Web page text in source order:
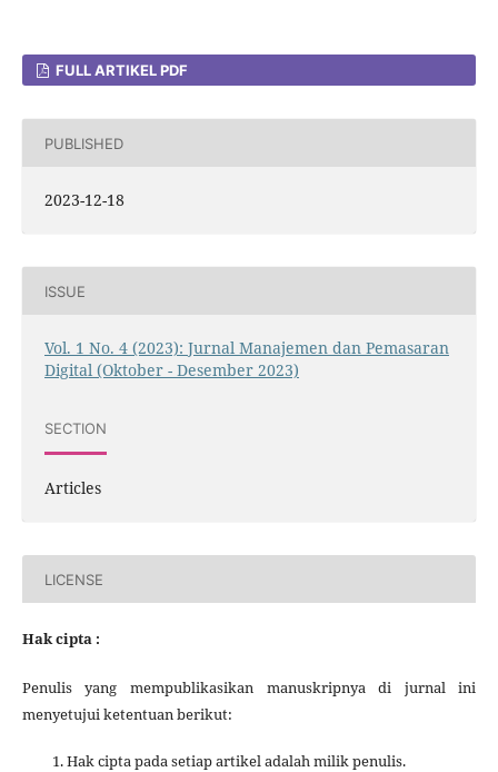
FULL ARTIKEL PDF
PUBLISHED
2023-12-18
ISSUE
Vol. 1 No. 4 (2023): Jurnal Manajemen dan Pemasaran
Digital (Oktober - Desember 2023)
SECTION
Articles
LICENSE
Hak cipta :
Penulis yang mempublikasikan manuskripnya di jurnal ini
menyetujui ketentuan berikut:
Hak cipta pada setiap artikel adalah milik penulis.